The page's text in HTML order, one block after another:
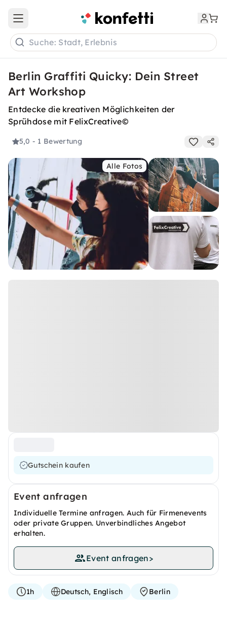
Open main menu
Suche: Stadt, Erlebnis
Berlin Graffiti Quicky: Dein Street
Art Workshop
Entdecke die kreativen Möglichkeiten der
Sprühdose mit FelixCreative©
5,0 - 1 Bewertung
Alle Fotos
Gutschein kaufen
Event anfragen
Individuelle Termine anfragen. Auch für Firmenevents
oder private Gruppen. Unverbindliches Angebot
erhalten.
Event anfragen>
1h Deutsch, Englisch Berlin